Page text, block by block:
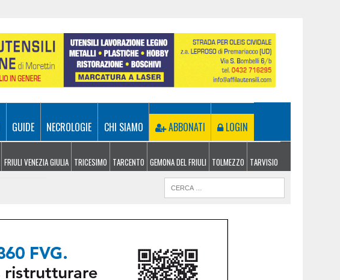
GUIDE NECROLOGIE CHI SIAMO ABBONATI LOGIN
FRIULI VENEZIA GIULIA TRICESIMO TARCENTO GEMONA DEL FRIULI TOLMEZZO TARVISIO